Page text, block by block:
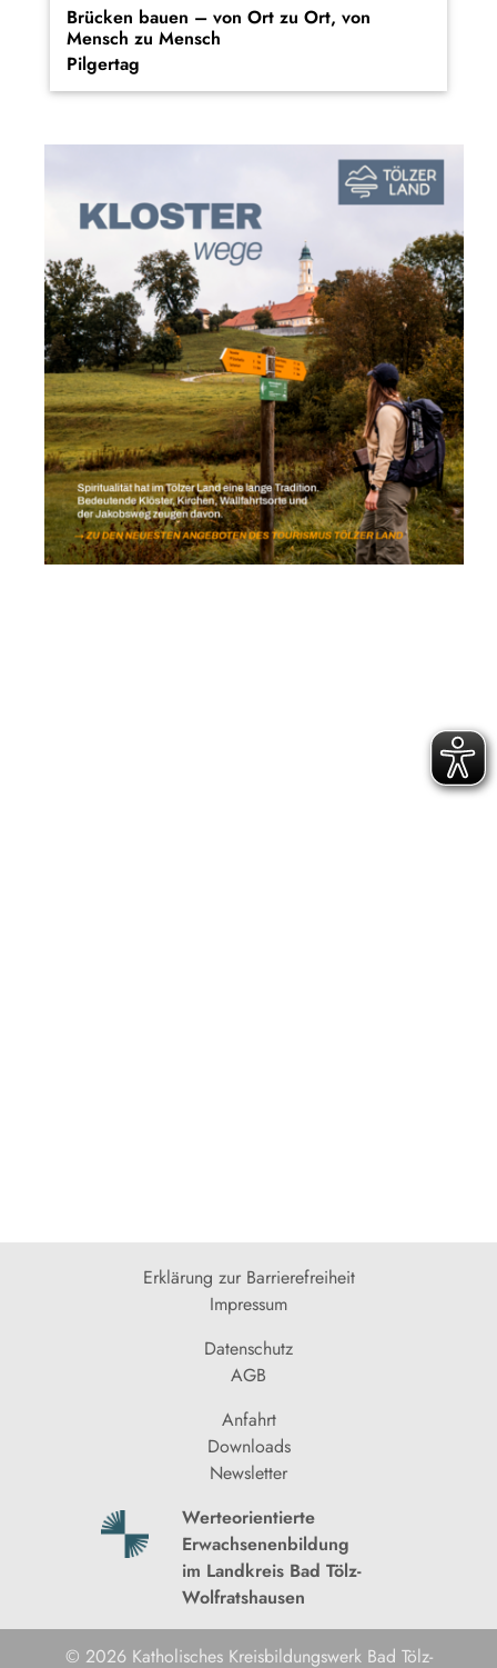
Brücken bauen – von Ort zu Ort, von
Mensch zu Mensch
Pilgertag
Erklärung zur Barrierefreiheit
Impressum
Datenschutz
AGB
Anfahrt
Downloads
Newsletter
Werteorientierte
Erwachsenenbildung
im Landkreis Bad Tölz-
Wolfratshausen
© 2026 Katholisches Kreisbildungswerk Bad Tölz-